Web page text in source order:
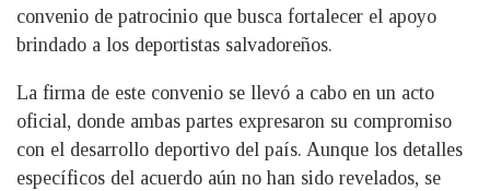
convenio de patrocinio que busca fortalecer el apoyo
brindado a los deportistas salvadoreños.
La firma de este convenio se llevó a cabo en un acto
oficial, donde ambas partes expresaron su compromiso
con el desarrollo deportivo del país. Aunque los detalles
específicos del acuerdo aún no han sido revelados, se